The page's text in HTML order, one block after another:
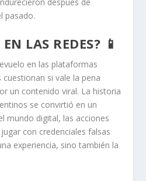
pasado.
LAS REDES? 📱
en las plataformas
si vale la pena
un contenido viral. La historia
se convirtió en un
mundo digital, las acciones
con credenciales falsas
experiencia, sino también la